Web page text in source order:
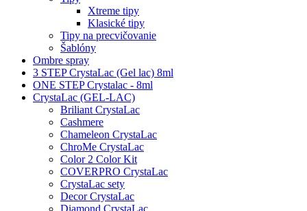
Xtreme tipy
Klasické tipy
Tipy na precvičovanie
Šablóny
Ombre spray
3 STEP CrystaLac (Gel lac) 8ml
ONE STEP Crystalac - 8ml
CrystaLac (GEL-LAC)
Briliant CrystaLac
Cashmere
Chameleon CrystaLac
ChroMe CrystaLac
Color 2 Color Kit
COVERPRO CrystaLac
CrystaLac sety
Decor CrystaLac
Diamond CrystaLac